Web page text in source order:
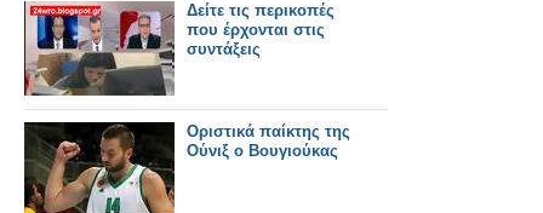
Δείτε τις περικοπές
που έρχονται στις
συντάξεις
Οριστικά παίκτης της
Ούνιξ ο Βουγιούκας